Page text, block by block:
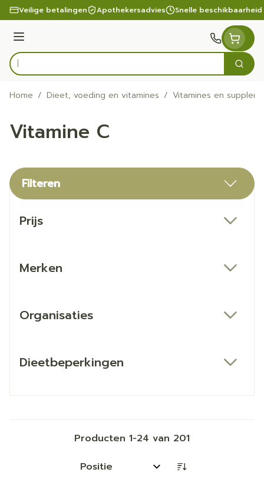
Ga naar de inhoud
Veilige betalingen Apothekersadvies Snelle beschikbaarheid
Menu
Product, merk, categorie...
Zoek
Home / Dieet, voeding en vitamines / Vitamines en
Vitamine C
Filteren
Prijs
Merken
Organisaties
Dieetbeperkingen
Producten 1-24 van 201
Sorteer op: